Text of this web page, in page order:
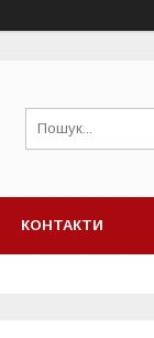
КОНТАКТИ